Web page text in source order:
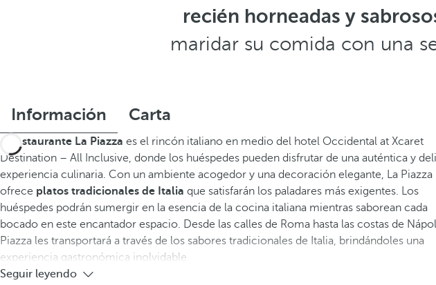
recién horneadas y
maridar su comida con una
Información Carta
restaurante La Piazza es el rincón italiano en medio del hotel Occidental at Xcaret
Destination – All Inclusive, donde los huéspedes pueden disfrutar de una auténtica y
experiencia culinaria. Con un ambiente acogedor y una decoración elegante, La Piazza
ofrece platos tradicionales de Italia que satisfarán los paladares más exigentes. Los
huéspedes podrán sumergir en la esencia de la cocina italiana mientras saborean cada
bocado en este encantador espacio. Desde las calles de Roma hasta las costas de
Piazza les transportará a través de los sabores tradicionales de Italia, brindándoles una
experiencia gastronómica inolvidable.
Seguir leyendo